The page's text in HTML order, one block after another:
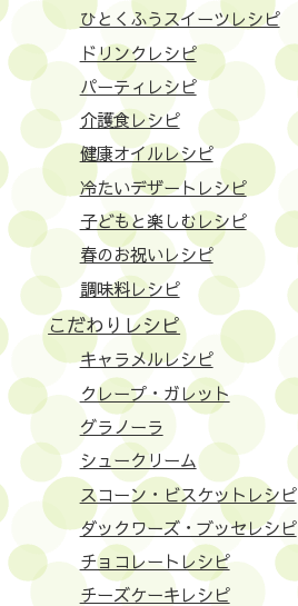
ひとくふうスイーツレシピ
ドリンクレシピ
パーティレシピ
介護食レシピ
健康オイルレシピ
冷たいデザートレシピ
子どもと楽しむレシピ
春のお祝いレシピ
調味料レシピ
こだわりレシピ
キャラメルレシピ
クレープ・ガレット
グラノーラ
シュークリーム
スコーン・ビスケットレシピ
ダックワーズ・ブッセレシピ
チョコレートレシピ
チーズケーキレシピ